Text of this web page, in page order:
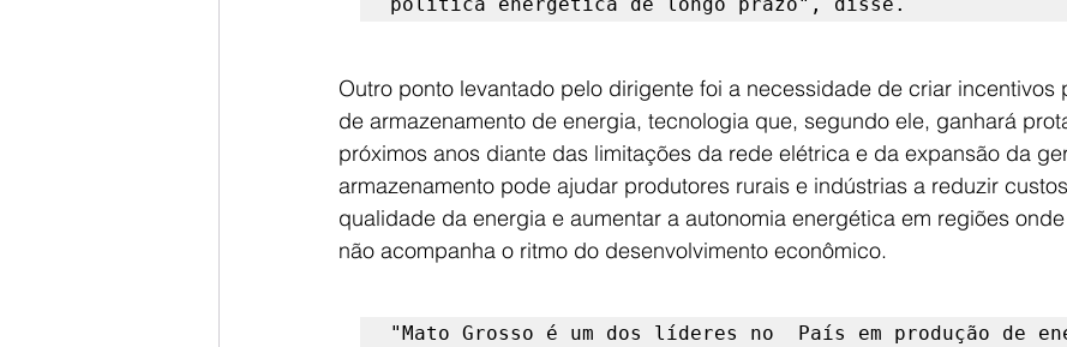
Outro ponto levantado pelo dirigente foi a necessidade de criar incentivos
de armazenamento de energia, tecnologia que, segundo ele, ganhará
próximos anos diante das limitações da rede elétrica e da expansão da
armazenamento pode ajudar produtores rurais e indústrias a reduzir
qualidade da energia e aumentar a autonomia energética em regiões
não acompanha o ritmo do desenvolvimento econômico.
"Mato Grosso é um dos líderes no  País em produção de